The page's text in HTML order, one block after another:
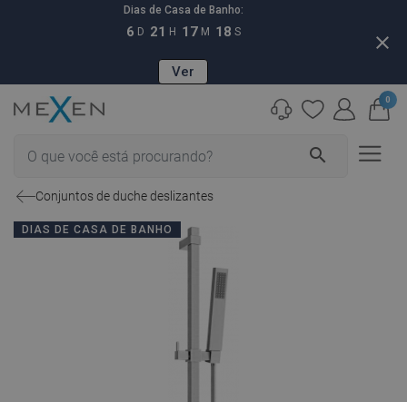
Dias de Casa de Banho:
6 D 21 H 17 M 17 S
Ver
close
search
0
Conjuntos de duche deslizantes
DIAS DE CASA DE BANHO